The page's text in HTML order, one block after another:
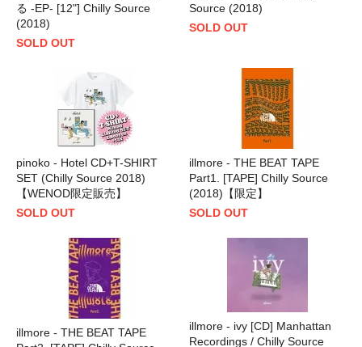
る -EP- [12"] Chilly Source
(2018)
SOLD OUT
Source (2018)
SOLD OUT
pinoko - Hotel CD+T-SHIRT
SET (Chilly Source 2018)
【WENOD限定販売】
SOLD OUT
illmore - THE BEAT TAPE
Part1. [TAPE] Chilly Source
(2018)【限定】
SOLD OUT
illmore - THE BEAT TAPE
illmore - ivy [CD] Manhattan
Recordings / Chilly Source